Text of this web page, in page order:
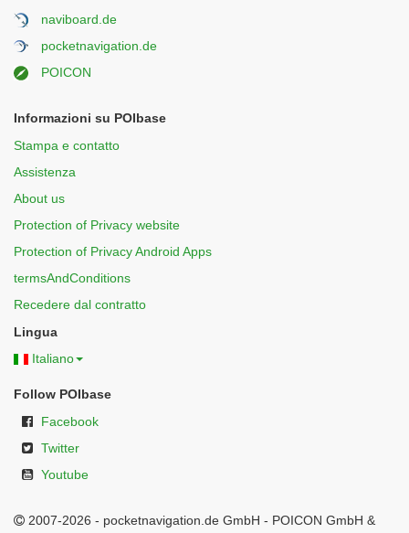
naviboard.de
pocketnavigation.de
POICON
Informazioni su POIbase
Stampa e contatto
Assistenza
About us
Protection of Privacy website
Protection of Privacy Android Apps
termsAndConditions
Recedere dal contratto
Lingua
Italiano
Follow POIbase
Facebook
Twitter
Youtube
2007-2026 - pocketnavigation.de GmbH - POICON GmbH &